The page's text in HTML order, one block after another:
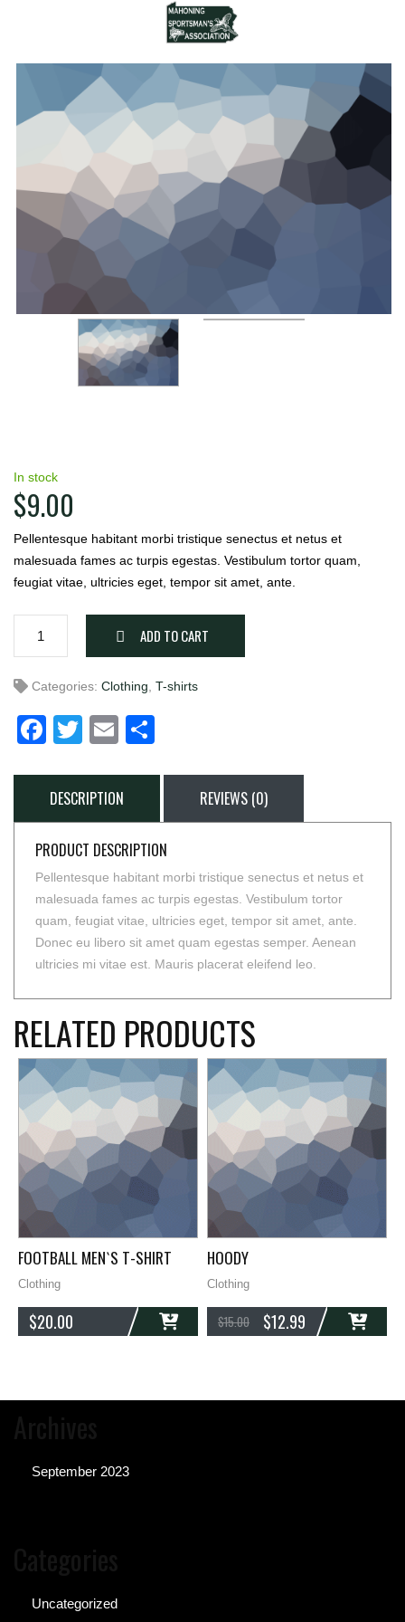
In stock
$9.00
Pellentesque habitant morbi tristique senectus et netus et
malesuada fames ac turpis egestas. Vestibulum tortor quam,
feugiat vitae, ultricies eget, tempor sit amet, ante.
quantity
ADD TO CART
Categories: Clothing T-shirts
Facebook
TwitterEmail
DESCRIPTION REVIEWS (0)
PRODUCT DESCRIPTION
Pellentesque habitant morbi tristique senectus et netus et
malesuada fames ac turpis egestas. Vestibulum tortor
quam, feugiat vitae, ultricies eget, tempor sit amet, ante.
Donec eu libero sit amet quam egestas semper. Aenean
ultricies mi vitae est. Mauris placerat eleifend leo.
RELATED PRODUCTS
FOOTBALL MEN`S T-SHIRT
Clothing
$20.00
HOODY
Clothing
$15.00 $12.99
September 2023
Uncategorized